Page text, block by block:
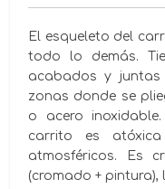
El esqueleto del
todo lo demás.
acabados y
zonas donde se
o acero
carrito es
atmosféricos. Es
(cromado +